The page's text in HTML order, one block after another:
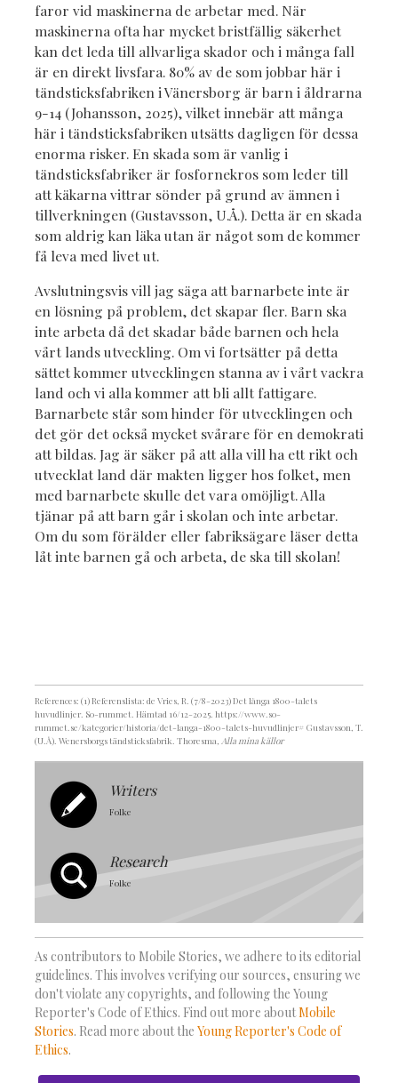
faror vid maskinerna de arbetar med. När
maskinerna ofta har mycket bristfällig säkerhet
kan det leda till allvarliga skador och i många fall
är en direkt livsfara. 80% av de som jobbar här i
tändsticksfabriken i Vänersborg är barn i åldrarna
9-14 (Johansson, 2025), vilket innebär att många
här i tändsticksfabriken utsätts dagligen för dessa
enorma risker. En skada som är vanlig i
tändsticksfabriker är fosfornekros som leder till
att käkarna vittrar sönder på grund av ämnen i
tillverkningen (Gustavsson, U.Å.). Detta är en skada
som aldrig kan läka utan är något som de kommer
få leva med livet ut.
Avslutningsvis vill jag säga att barnarbete inte är
en lösning på problem, det skapar fler. Barn ska
inte arbeta då det skadar både barnen och hela
vårt lands utveckling. Om vi fortsätter på detta
sättet kommer utvecklingen stanna av i vårt vackra
land och vi alla kommer att bli allt fattigare.
Barnarbete står som hinder för utvecklingen och
det gör det också mycket svårare för en demokrati
att bildas. Jag är säker på att alla vill ha ett rikt och
utvecklat land där makten ligger hos folket, men
med barnarbete skulle det vara omöjligt. Alla
tjänar på att barn går i skolan och inte arbetar.
Om du som förälder eller fabriksägare läser detta
låt inte barnen gå och arbeta, de ska till skolan!
References: (1) Referenslista: de Vries, R. (7/8-2023) Det långa 1800-talets
huvudlinjer. So-rummet. Hämtad 16/12-2025. https://www.so-
rummet.se/kategorier/historia/det-langa-1800-talets-huvudlinjer# Gustavsson, T.
(U.Å). Wenersborgs tändsticksfabrik. Thoresma, Alla mina källor
Writers
Folke
Research
Folke
As contributors to Mobile Stories, we adhere to its editorial
guidelines. This involves verifying our sources, ensuring we
don't violate any copyrights, and following the Young
Reporter's Code of Ethics. Find out more aboutMobile
Stories. Read more about the Young Reporter's Code of
Ethics.